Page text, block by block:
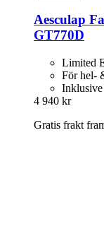
Aesculap
GT770D
Limited
För hel-
Inklusive
4 940 kr
Gratis frakt